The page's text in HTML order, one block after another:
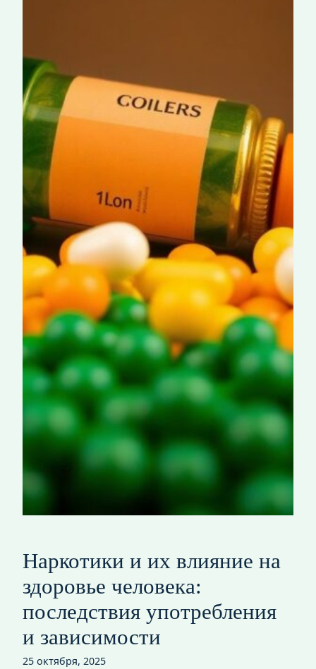
Наркотики и их влияние на
здоровье человека:
последствия употребления
и зависимости
25 октября, 2025